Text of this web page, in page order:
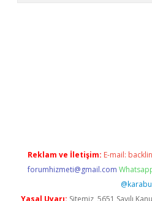
Reklam ve İletişim: E-mail:
forumhizmeti@gmail.com
Yasal Uyarı: Sitemiz, 5651 Sayılı